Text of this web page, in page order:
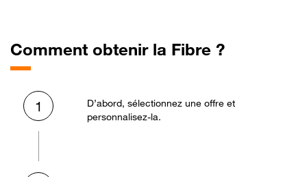
Comment obtenir la Fibre ?
1
D’abord, sélectionnez une offre et
personnalisez-la.